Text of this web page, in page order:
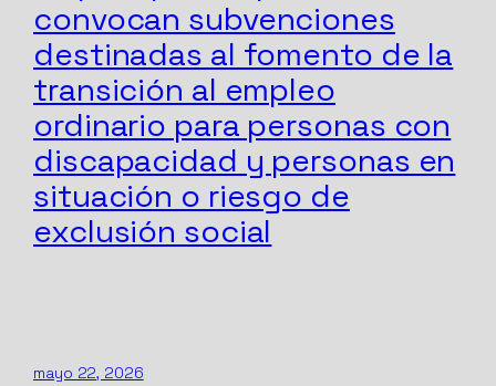
convocan subvenciones
destinadas al fomento de la
transición al empleo
ordinario para personas con
discapacidad y personas en
situación o riesgo de
exclusión social
mayo 22, 2026